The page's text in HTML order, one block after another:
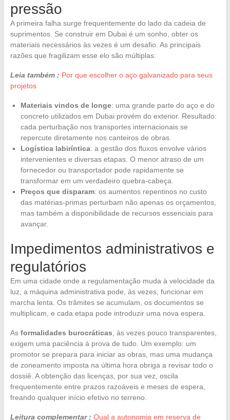
pressão
A primeira falha surge frequentemente do lado da cadeia de
suprimentos. Se construir em Dubai é um sonho, obter os
materiais necessários às vezes é um desafio. As principais
razões que fragilizam esse elo são múltiplas:
Leia também : Por que escolher o aço galvanizado para seus
projetos
Materiais vindos de longe: uma grande parte do aço e do
concreto utilizados em Dubai provém do exterior. Resultado:
cada perturbação nos transportes internacionais se
repercute diretamente nos canteiros de obras.
Logística labiríntica: a gestão dos fluxos envolve vários
intervenientes e diversas etapas. O menor atraso de um
fornecedor ou transportador pode rapidamente se
transformar em um verdadeiro quebra-cabeça.
Preços que disparam: os aumentos repentinos no custo
das matérias-primas perturbam não apenas os orçamentos,
mas também a disponibilidade de recursos essenciais para
avançar.
Impedimentos administrativos e
regulatórios
Em uma cidade onde a regulamentação muda à velocidade da
luz, a máquina administrativa pode, às vezes, funcionar em
marcha lenta. Os trâmites se acumulam, os documentos se
multiplicam, e cada etapa pode introduzir uma nova espera.
As formalidades burocráticas , às vezes pouco transparentes,
exigem uma paciência à prova de tudo. Um exemplo: um
promotor se prepara para iniciar as obras, mas uma mudança
de zoneamento imposta na última hora obriga a revisar todo o
dossiê. A obtenção das licenças, por sua vez, oscila
frequentemente entre prazos razoáveis e meses de espera,
freando qualquer início efetivo no terreno.
Leitura complementar : Qual a autonomia em reserva de